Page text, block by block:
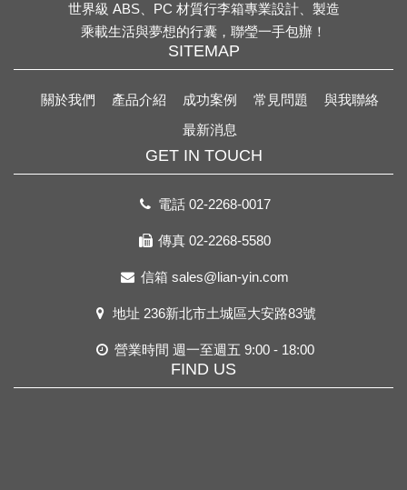
世界級 ABS、PC 材質行李箱專業設計、製造
乘載生活與夢想的行囊，聯瑩一手包辦！
SITEMAP
關於我們 產品介紹 成功案例 常見問題
與我聯絡
最新消息
GET IN TOUCH
電話 02-2268-0017
傳真 02-2268-5580
信箱 sales@lian-yin.com
地址 236新北市土城區大安路83號
營業時間 週一至週五 9:00 - 18:00
FIND US